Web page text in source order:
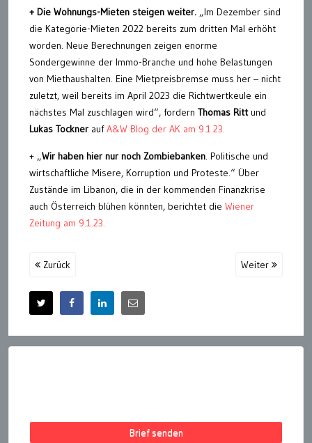
+ Die Wohnungs-Mieten steigen weiter. „Im Dezember sind
die Kategorie-Mieten 2022 bereits zum dritten Mal erhöht
worden. Neue Berechnungen zeigen enorme
Sondergewinne der Immo-Branche und hohe Belastungen
von Miethaushalten. Eine Mietpreisbremse muss her – nicht
zuletzt, weil bereits im April 2023 die Richtwertkeule ein
nächstes Mal zuschlagen wird“, fordern Thomas Rittund
Lukas Tockner aufA&W Blog der AK am 9.1.23.
+ „Wir haben hier nur noch Zombiebanken. Politische und
wirtschaftliche Misere, Korruption und Proteste.“ Über
Zustände im Libanon, die in der kommenden Finanzkrise
auch Österreich blühen könnten, berichtet die Wiener
Zeitung am 9.1.23.
Zurück Weiter
Brief senden